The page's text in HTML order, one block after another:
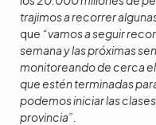
trajimos a recorrer
que “vamos a seguir
semana y las próximas
monitoreando de cerca
que estén terminadas
podemos iniciar las
provincia”.